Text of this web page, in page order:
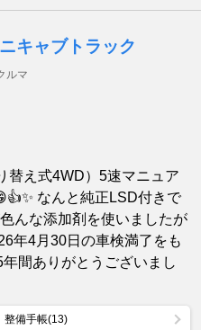
キャブトラック
ルマ
替え式4WD）5速マニュア
なんと純正LSD付きで
んな添加剤を使いましたが
年4月30日の車検満了をも
間ありがとうございまし
整備手帳(13)